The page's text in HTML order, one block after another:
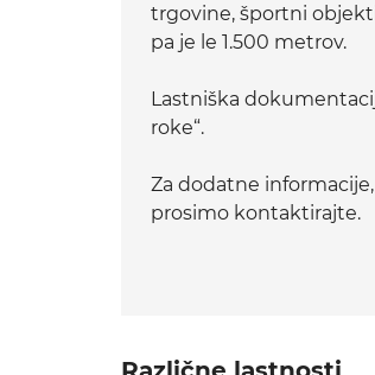
trgovine, športni
pa je le 1.500 metrov.
Lastniška
roke“.
Za dodatne
prosimo kontaktirajte.